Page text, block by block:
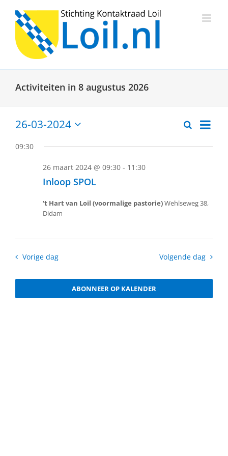
inhoud
Activiteiten in 8 augustus 2026
Zoeken
navigatie
Zoeken
Dag
26-03-2024
een
09:30
26 maart 2024 @ 09:30 - 11:30
Inloop SPOL
't Hart van Loil (voormalige pastorie)Wehlseweg 38,
Didam
Vorige dag Volgende dag
ABONNEER OP KALENDER